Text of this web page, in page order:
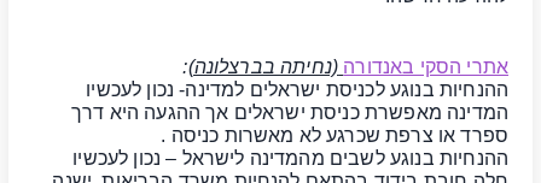
אתרי הסקי באנדורה (נחיתה בברצלונה):
ההנחיות בנוגע לכניסת ישראלים למדינה- נכון לעכשיו
המדינה מאפשרת כניסת ישראלים אך ההגעה היא דרך
ספרד או צרפת שכרגע לא מאשרות כניסה .
ההנחיות בנוגע לשבים מהמדינה לישראל – נכון לעכשיו